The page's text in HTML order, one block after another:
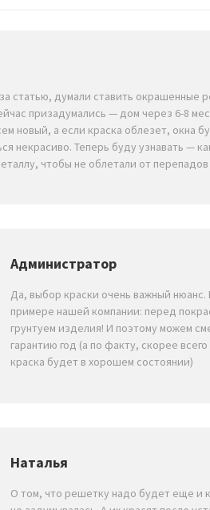
статью, думали ставить окрашенные
призадумались — дом через 6-8
новый, а если краска облезет, окна
некрасиво. Теперь буду узнавать —
чтобы не облетали от
Администратор
Да, выбор краски очень важный нюанс.
примере нашей компании: перед
грунтуем изделия! И поэтому можем
гарантию год (а по факту, скорее
краска будет в хорошем состоянии)
Наталья
О том, что решетку надо будет еще и